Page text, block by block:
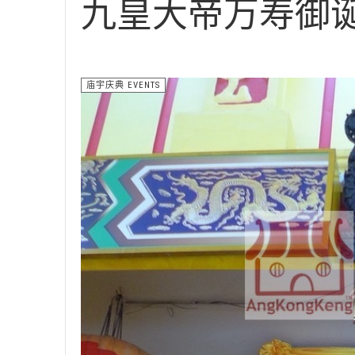
九皇大帝万寿御
庙宇庆典 EVENTS